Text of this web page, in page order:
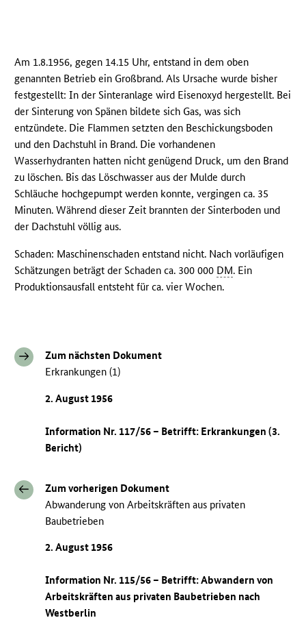
Am 1.8.1956, gegen 14.15 Uhr, entstand in dem oben
genannten Betrieb ein Großbrand. Als Ursache wurde bisher
festgestellt: In der Sinteranlage wird Eisenoxyd hergestellt. Bei
der Sinterung von Spänen bildete sich Gas, was sich
entzündete. Die Flammen setzten den Beschickungsboden
und den Dachstuhl in Brand. Die vorhandenen
Wasserhydranten hatten nicht genügend Druck, um den Brand
zu löschen. Bis das Löschwasser aus der Mulde durch
Schläuche hochgepumpt werden konnte, vergingen ca. 35
Minuten. Während dieser Zeit brannten der Sinterboden und
der Dachstuhl völlig aus.
Schaden: Maschinenschaden entstand nicht. Nach vorläufigen
Schätzungen beträgt der Schaden ca. 300 000 DM. Ein
Produktionsausfall entsteht für ca. vier Wochen.
Zum nächsten Dokument
Erkrankungen (1)
2. August 1956
Information Nr. 117/56 – Betrifft: Erkrankungen (3.
Bericht)
Zum vorherigen Dokument
Abwanderung von Arbeitskräften aus privaten
Baubetrieben
2. August 1956
Information Nr. 115/56 – Betrifft: Abwandern von
Arbeitskräften aus privaten Baubetrieben nach
Westberlin